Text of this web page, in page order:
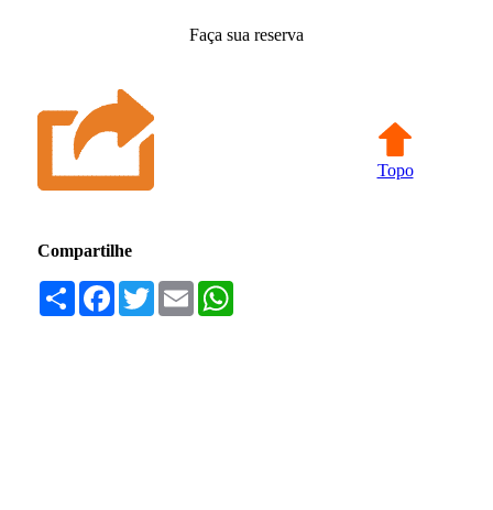
Faça sua reserva
Topo
Compartilhe
Compartilhar
Facebook
TwitterEmail